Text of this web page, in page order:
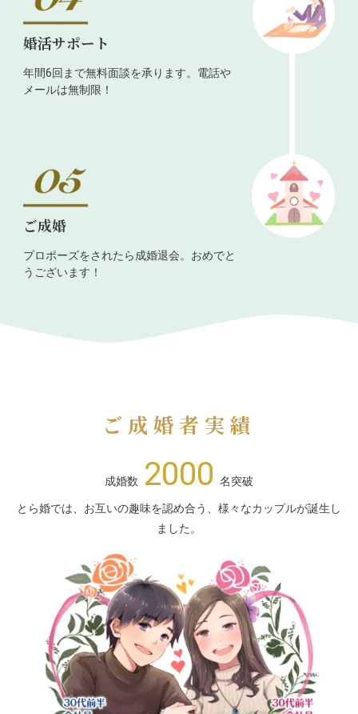
婚活サポート
年間6回まで無料面談を承ります。電話や
メールは無制限！
ご成婚
プロポーズをされたら成婚退会。おめでと
うございます！
ご成婚者実績
成婚数 2000 名突破
とら婚では、お互いの趣味を認め合う、様々なカップルが誕生し
ました。